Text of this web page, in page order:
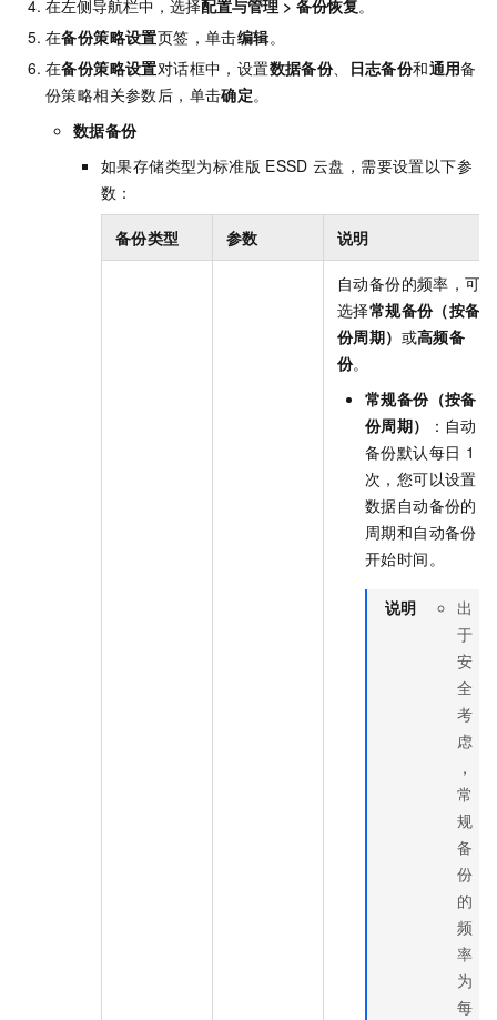
在左侧导航栏中，选择配置与管理 > 备份恢复。
在备份策略设置页签，单击编辑。
在备份策略设置对话框中，设置数据备份、 日志备份和通用备
份策略相关参数后，单击确定。
数据备份
如果存储类型为标准版 ESSD 云盘，需要设置以下参
数：
备份类型 参数 说明
自动备份的频率，可
选择常规备份（按备
份周期） 或高频备
份。
常规备份（按备
份周期）
：自动
备份默认每日 1
次，您可以设置
数据自动备份的
周期和自动备份
开始时间。
说明
出
于
安
全
考
虑
，
常
规
备
份
的
频
率
为
每